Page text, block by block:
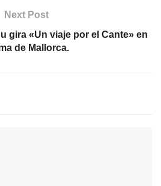
Next Post
gira «Un viaje por el Cante» en
de Mallorca.